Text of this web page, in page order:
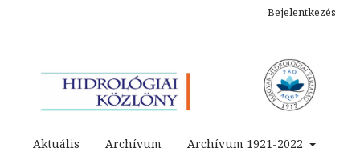
Aktuális Archívum Archívum 1921-2022
Bejelentkezés